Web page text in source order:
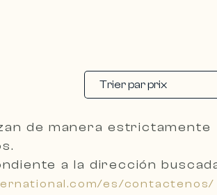
Trier par prix
de manera estrictamente
a la dirección
es/contactenos/